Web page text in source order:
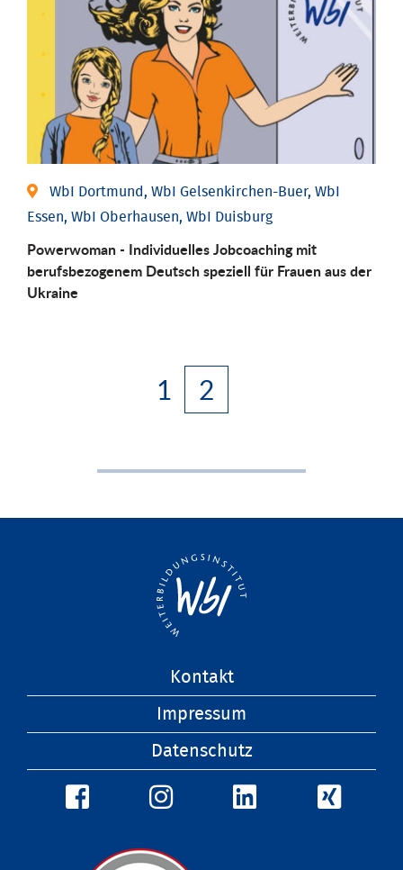
WbI Dortmund, WbI Gelsenkirchen-Buer, WbI
Essen, WbI Oberhausen, WbI Duisburg
Powerwoman - Individuelles Jobcoaching mit
berufsbezogenem Deutsch speziell für Frauen aus der
Ukraine
1 2
Kontakt
Impressum
Datenschutz